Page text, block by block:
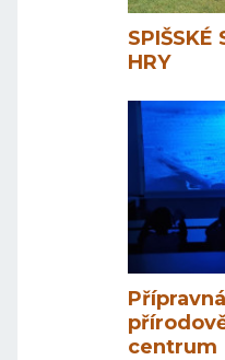
SPIŠSKÉ
HRY
centrum